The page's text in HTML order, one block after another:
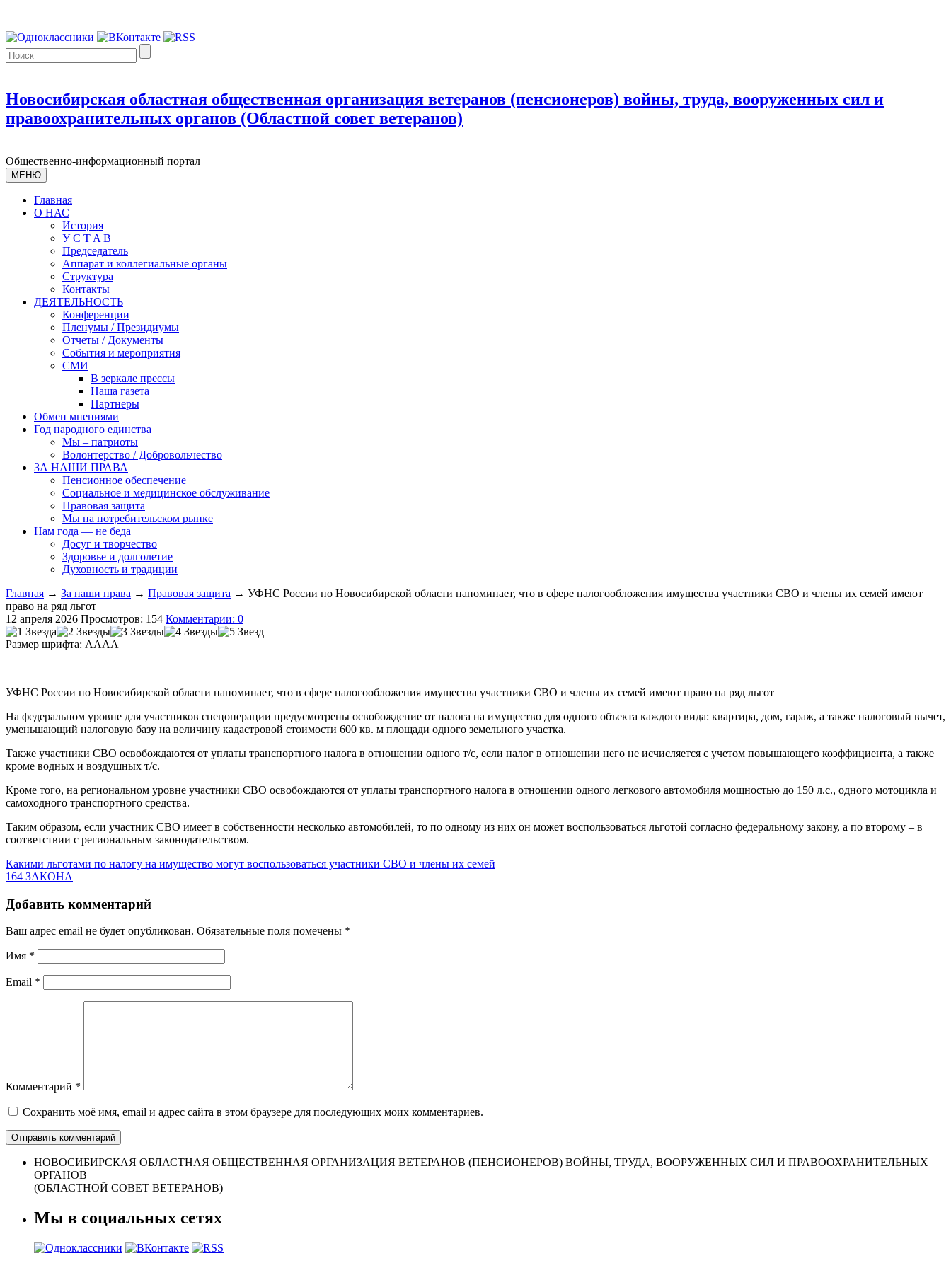
Новосибирская областная общественная организация ветеранов (пенсионеров) войны, труда, вооруженных сил и
правоохранительных органов (Областной совет ветеранов)
Общественно-информационный портал
МЕНЮ
Главная
О НАС
История
У С T A B
Председатель
Аппарат и коллегиальные органы
Структура
Контакты
ДЕЯТЕЛЬНОСТЬ
Конференции
Пленумы / Президиумы
Отчеты / Документы
События и мероприятия
СМИ
В зеркале прессы
Наша газета
Партнеры
Обмен мнениями
Год народного единства
Мы – патриоты
Волонтерство / Добровольчество
ЗА НАШИ ПРАВА
Пенсионное обеспечение
Социальное и медицинское обслуживание
Правовая защита
Мы на потребительском рынке
Нам года — не беда
Досуг и творчество
Здоровье и долголетие
Духовность и традиции
Главная → За наши права → Правовая защита → УФНС России по Новосибирской области напоминает, что в сфере налогообложения имущества участники СВО и члены их семей имеют
право на ряд льгот
12 апреля 2026 Просмотров: 154 Комментарии: 0
Размер шрифта: AAAA
УФНС России по Новосибирской области напоминает, что в сфере налогообложения имущества участники СВО и члены их семей имеют право на ряд льгот
На федеральном уровне для участников спецоперации предусмотрены освобождение от налога на имущество для одного объекта каждого вида: квартира, дом, гараж, а также налоговый вычет,
уменьшающий налоговую базу на величину кадастровой стоимости 600 кв. м площади одного земельного участка.
Также участники СВО освобождаются от уплаты транспортного налога в отношении одного т/с, если налог в отношении него не исчисляется с учетом повышающего коэффициента, а также
кроме водных и воздушных т/с.
Кроме того, на региональном уровне участники СВО освобождаются от уплаты транспортного налога в отношении одного легкового автомобиля мощностью до 150 л.с., одного мотоцикла и
самоходного транспортного средства.
Таким образом, если участник СВО имеет в собственности несколько автомобилей, то по одному из них он может воспользоваться льготой согласно федеральному закону, а по второму – в
соответствии с региональным законодательством.
Какими льготами по налогу на имущество могут воспользоваться участники СВО и члены их семей
164 ЗАКОНА
Добавить комментарий
Ваш адрес email не будет опубликован. Обязательные поля помечены *
Имя *
Email *
Комментарий *
Сохранить моё имя, email и адрес сайта в этом браузере для последующих моих комментариев.
НОВОСИБИРСКАЯ ОБЛАСТНАЯ ОБЩЕСТВЕННАЯ ОРГАНИЗАЦИЯ ВЕТЕРАНОВ (ПЕНСИОНЕРОВ) ВОЙНЫ, ТРУДА, ВООРУЖЕННЫХ СИЛ И ПРАВООХРАНИТЕЛЬНЫХ
ОРГАНОВ
(ОБЛАСТНОЙ СОВЕТ ВЕТЕРАНОВ)
Мы в социальных сетях